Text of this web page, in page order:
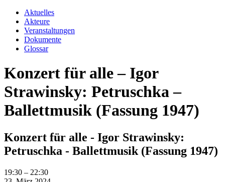
Aktuelles
Akteure
Veranstaltungen
Dokumente
Glossar
Konzert für alle – Igor
Strawinsky: Petruschka –
Ballettmusik (Fassung 1947)
Konzert für alle - Igor Strawinsky:
Petruschka - Ballettmusik (Fassung 1947)
Konzert
19:30 – 22:30